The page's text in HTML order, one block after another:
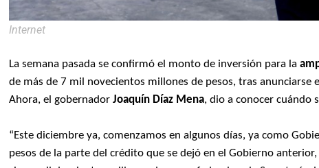
Internet
La semana pasada se confirmó el monto de inversión para la
de más de 7 mil novecientos millones de pesos, tras anunciarse
Ahora, el gobernadorJoaquín Díaz Mena, dio a conocer cuándo
“Este diciembre ya, comenzamos en algunos días, ya como
pesos de la parte del crédito que se dejó en el Gobierno